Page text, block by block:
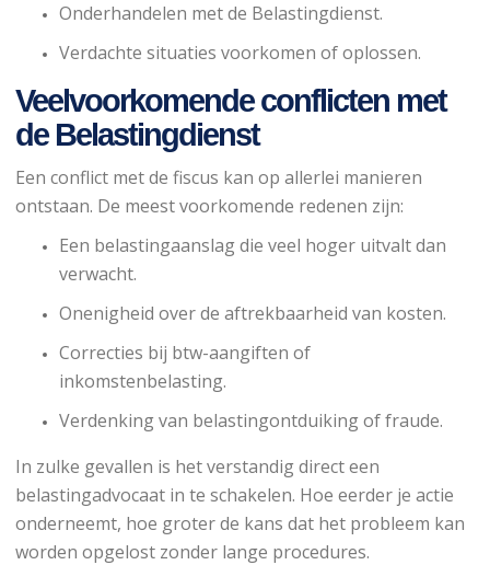
Onderhandelen met de Belastingdienst.
Verdachte situaties voorkomen of oplossen.
Veelvoorkomende conflicten met
de Belastingdienst
Een conflict met de fiscus kan op allerlei manieren
ontstaan. De meest voorkomende redenen zijn:
Een belastingaanslag die veel hoger uitvalt dan
verwacht.
Onenigheid over de aftrekbaarheid van kosten.
Correcties bij btw-aangiften of
inkomstenbelasting.
Verdenking van belastingontduiking of fraude.
In zulke gevallen is het verstandig direct een
belastingadvocaat in te schakelen. Hoe eerder je actie
onderneemt, hoe groter de kans dat het probleem kan
worden opgelost zonder lange procedures.